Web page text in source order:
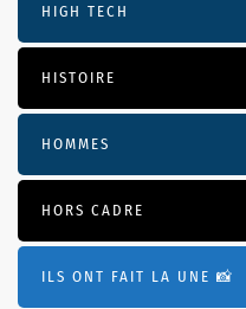
HIGH TECH
HISTOIRE
HOMMES
HORS CADRE
ILS ONT FAIT LA UNE 📸